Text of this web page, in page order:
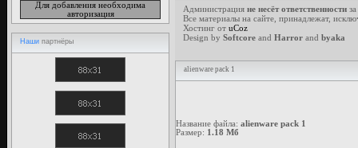
Для добавления необходима
авторизация
Наши партнёры
Администрация не несёт ответственности
Все материалы на сайте, принадлежат,
Хостинг от uCoz
Design by Softcore and Harror and byaka
alienware pack 1
Название файла: alienware pack 1
Размер: 1.18 Мб